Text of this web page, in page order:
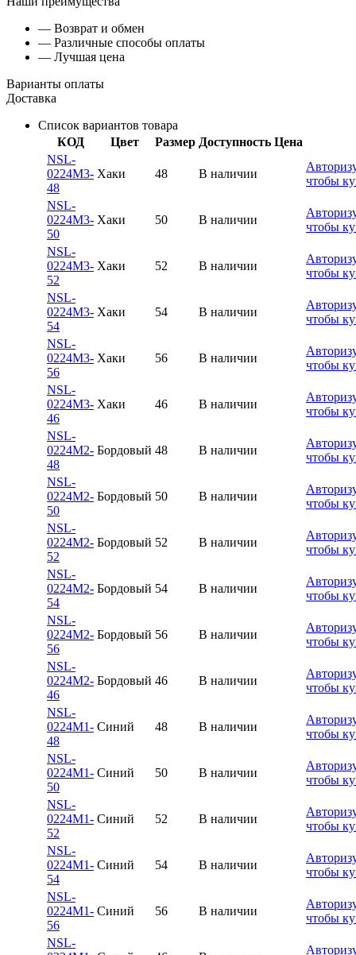
— Возврат и обмен
— Различные способы оплаты
— Лучшая цена
Варианты оплаты
Доставка
Список вариантов товара
КОД
Цвет Размер Доступность Цена
NSL-
0224M3-
48
Хаки 48 В наличии
чтобы
NSL-
0224M3-
50
Хаки 50 В наличии
чтобы
NSL-
0224M3-
52
Хаки 52 В наличии
чтобы
NSL-
0224M3-
54
Хаки 54 В наличии
чтобы
NSL-
0224M3-
56
Хаки 56 В наличии
чтобы
NSL-
0224M3-
46
Хаки 46 В наличии
чтобы
NSL-
0224M2-
48
Бордовый 48 В наличии
чтобы
NSL-
0224M2-
50
Бордовый 50 В наличии
чтобы
NSL-
0224M2-
52
Бордовый 52 В наличии
чтобы
NSL-
0224M2-
54
Бордовый 54 В наличии
чтобы
NSL-
0224M2-
56
Бордовый 56 В наличии
чтобы
NSL-
0224M2-
46
Бордовый 46 В наличии
чтобы
NSL-
0224M1-
48
Синий 48 В наличии
чтобы
NSL-
0224M1-
50
Синий 50 В наличии
чтобы
NSL-
0224M1-
52
Синий 52 В наличии
чтобы
NSL-
0224M1-
54
Синий 54 В наличии
чтобы
NSL-
0224M1-
56
Синий 56 В наличии
чтобы
NSL-